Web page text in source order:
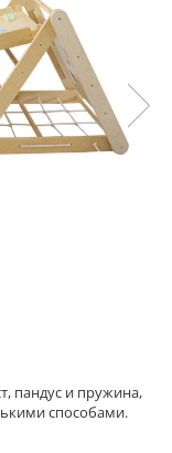
пандус и пружина,
способами.